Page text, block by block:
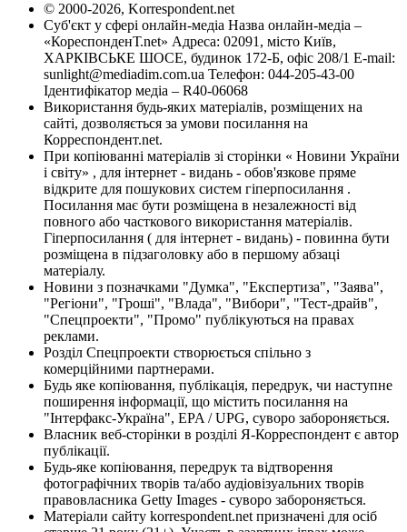
© 2000-2026, Korrespondent.net
Суб'єкт у сфері онлайн-медіа Назва онлайн-медіа –
«КореспонденТ.net» Адреса: 02091, місто Київ,
ХАРКІВСЬКЕ ШОСЕ, будинок 172-Б, офіс 208/1 E-mail:
sunlight@mediadim.com.ua Телефон: 044-205-43-00
Ідентифікатор медіа – R40-06068
Використання будь-яких матеріалів, розміщених на
сайті, дозволяється за умови посилання на
Корреспондент.net.
При копіюванні матеріалів зі сторінки « Новини України
і світу» , для інтернет - видань - обов'язкове пряме
відкрите для пошукових систем гіперпосилання .
Посилання має бути розміщена в незалежності від
повного або часткового використання матеріалів.
Гіперпосилання ( для інтернет - видань) - повинна бути
розміщена в підзаголовку або в першому абзаці
матеріалу.
Новини з позначками "Думка", "Експертиза", "Заява",
"Регіони", "Гроші", "Влада", "Вибори", "Тест-драйв",
"Спецпроекти", "Промо" публікуються на правах
реклами.
Розділ Спецпроекти створюється спільно з
комерційними партнерами.
Будь яке копіювання, публікація, передрук, чи наступне
поширення інформації, що містить посилання на
"Інтерфакс-Україна", EPA / UPG, суворо забороняється.
Власник веб-сторінки в розділі Я-Корреспондент є автор
публікації.
Будь-яке копіювання, передрук та відтворення
фотографічних творів та/або аудіовізуальних творів
правовласника Getty Images - суворо забороняється.
Матеріали сайту korrespondent.net призначені для осіб